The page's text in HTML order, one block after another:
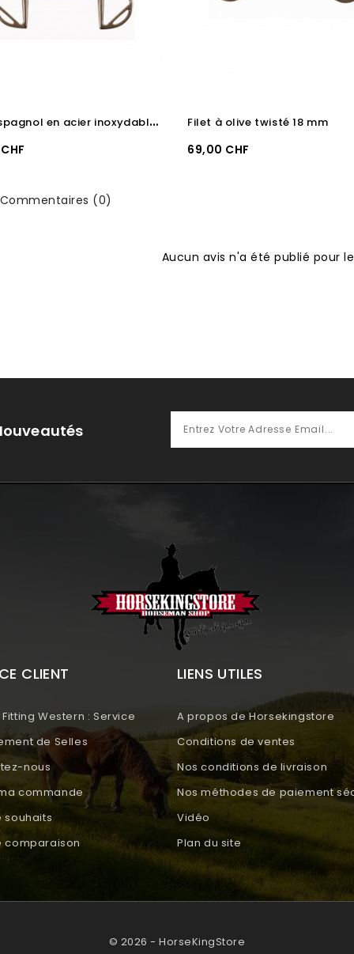
F
ilet espagnol en acier inoxydable 16 mm Filet à olive twisté 18 mm
Prix
69,00 CHF
(0)
Aucun avis n'a été publié pour
CLIENT
Western : Service
de Selles
nous
commande
souhaits
comparaison
LIENS UTILES
A propos de Horsekingstore
Conditions de ventes
Nos conditions de livraison
Nos méthodes de paiement
Vidéo
Plan du site
© 2026 - HorseKingStore